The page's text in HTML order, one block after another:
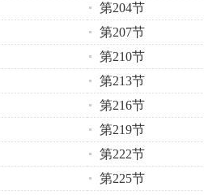
第204节
第207节
第210节
第213节
第216节
第219节
第222节
第225节